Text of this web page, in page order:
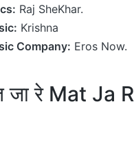
Raj SheKhar.
Krishna
Company: Eros Now.
जा रे Mat Ja